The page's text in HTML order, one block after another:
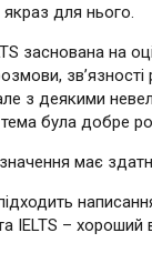
якраз для нього.
заснована на
з деякими
була добре
має
IELTS – хороший